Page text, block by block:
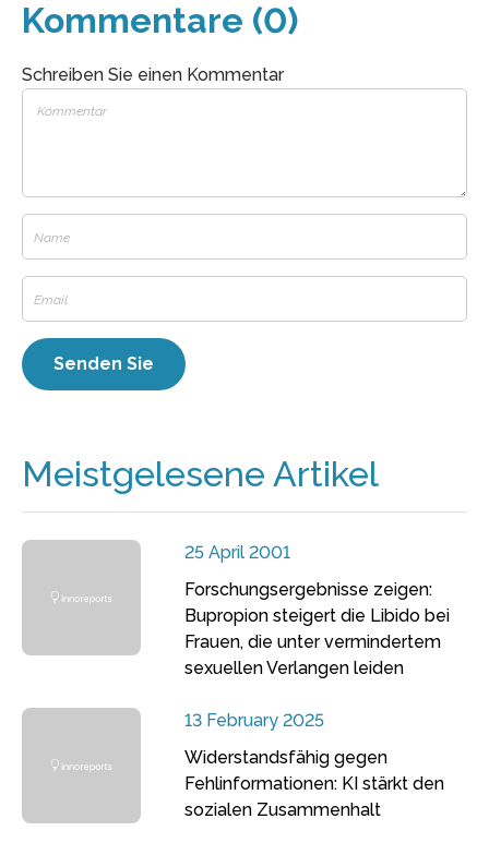
Kommentare (0)
Schreiben Sie einen Kommentar
Meistgelesene Artikel
25 April 2001
Forschungsergebnisse zeigen:
Bupropion steigert die Libido bei
Frauen, die unter vermindertem
sexuellen Verlangen leiden
13 February 2025
Widerstandsfähig gegen
Fehlinformationen: KI stärkt den
sozialen Zusammenhalt